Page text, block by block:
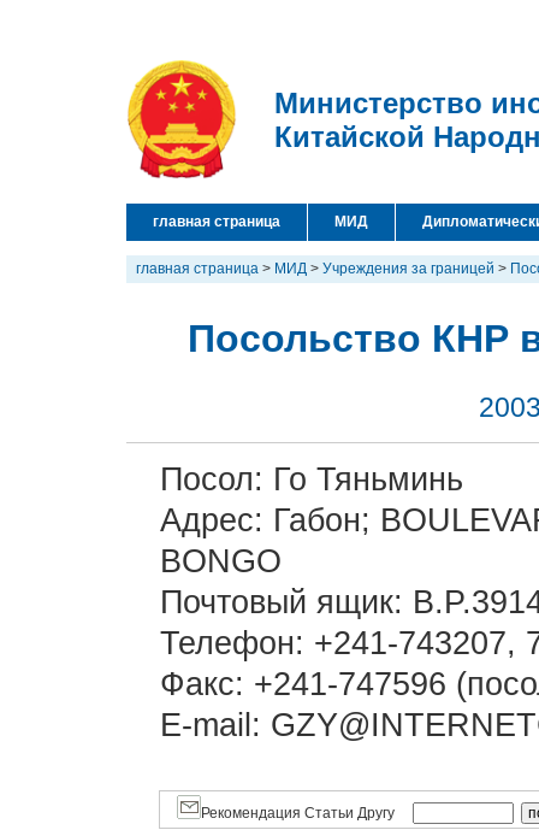
Министерство
Китайской
главная страница МИД
главная страница > МИД > Учреждения за границей >
Посольство КНР
Посол: Го Тяньминь
Адрес: Габон;
BONGO
Почтовый ящик:
Телефон: +241-743207,
Факс: +241-747596
E-mail:
Рекомендация Статьи Другу